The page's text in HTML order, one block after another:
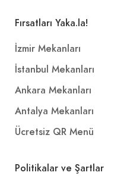
Fırsatları Yaka.la!
İzmir Mekanları
İstanbul Mekanları
Ankara Mekanları
Antalya Mekanları
Ücretsiz QR Menü
Politikalar ve Şartlar